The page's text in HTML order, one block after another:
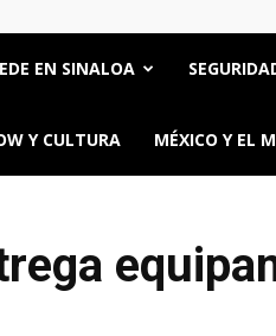
EN SINALOA
Y CULTURA MÉXICO Y EL